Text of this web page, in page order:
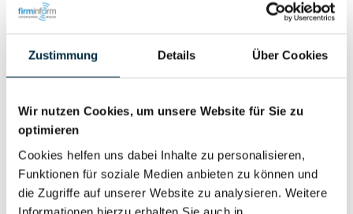
Zustimmung Details Über Cookies
Wir nutzen Cookies, um unsere Website für Sie zu
optimieren
Cookies helfen uns dabei Inhalte zu personalisieren,
Funktionen für soziale Medien anbieten zu können und
die Zugriffe auf unserer Website zu analysieren. Weitere
Informationen hierzu erhalten Sie auch in
Raphael Stanly Industries GmbH
(haftungsbeschränkt)
Raphael Wilkens Kfz-Techniker GmbH
Raphael Will Verwaltungs GmbH